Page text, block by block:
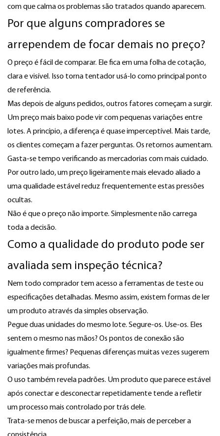
com que calma os problemas são tratados quando aparecem.
Por que alguns compradores se
arrependem de focar demais no preço?
O preço é fácil de comparar. Ele fica em uma folha de cotação,
clara e visível. Isso torna tentador usá-lo como principal ponto
de referência.
Mas depois de alguns pedidos, outros fatores começam a surgir.
Um preço mais baixo pode vir com pequenas variações entre
lotes. A princípio, a diferença é quase imperceptível. Mais tarde,
os clientes começam a fazer perguntas. Os retornos aumentam.
Gasta-se tempo verificando as mercadorias com mais cuidado.
Por outro lado, um preço ligeiramente mais elevado aliado a
uma qualidade estável reduz frequentemente estas pressões
ocultas.
Não é que o preço não importe. Simplesmente não carrega
toda a decisão.
Como a qualidade do produto pode ser
avaliada sem inspeção técnica?
Nem todo comprador tem acesso a ferramentas de teste ou
especificações detalhadas. Mesmo assim, existem formas de ler
um produto através da simples observação.
Pegue duas unidades do mesmo lote. Segure-os. Use-os. Eles
sentem o mesmo nas mãos? Os pontos de conexão são
igualmente firmes? Pequenas diferenças muitas vezes sugerem
variações mais profundas.
O uso também revela padrões. Um produto que parece estável
após conectar e desconectar repetidamente tende a refletir
um processo mais controlado por trás dele.
Trata-se menos de buscar a perfeição, mais de perceber a